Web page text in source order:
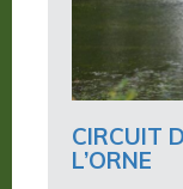
CIRCUIT
L’ORNE